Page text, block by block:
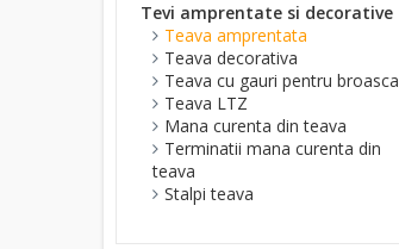
Tevi amprentate si decorative
Teava amprentata
Teava decorativa
Teava cu gauri pentru broasca
Teava LTZ
Mana curenta din teava
Terminatii mana curenta din
teava
Stalpi teava